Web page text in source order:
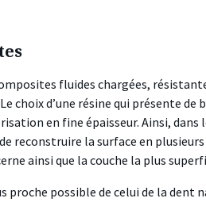
fluides chargées,
choix d’une résine qui présente de
en fine épaisseur. Ainsi, dans
reconstruire la surface en
ainsi que la couche la plus
possible de celui de la dent